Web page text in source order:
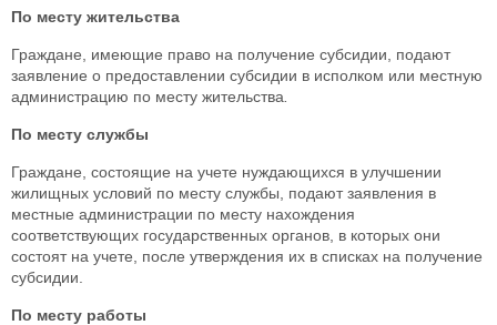
По месту жительства
Граждане, имеющие право на получение субсидии, подают
заявление о предоставлении субсидии в исполком или местную
администрацию по месту жительства
По месту службы
Граждане, состоящие на учете нуждающихся в улучшении
жилищных условий по месту службы, подают заявления в
местные администрации по месту нахождения
соответствующих государственных органов, в которых они
состоят на учете, после утверждения их в списках на получение
субсидии.
По месту работы